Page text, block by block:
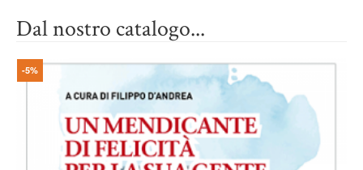
Dal nostro catalogo...
-5%